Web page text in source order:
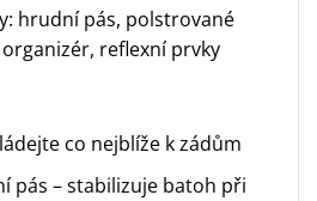
hrudní pás, polstrované
reflexní prvky
co nejblíže k zádům
pás – stabilizuje batoh při